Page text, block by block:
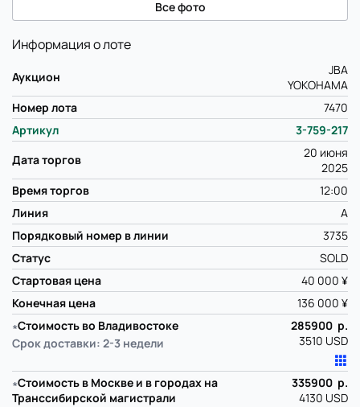
Все фото
Информация о лоте
Аукцион
JBA
YOKOHAMA
Номер лота
7470
Артикул
3-759-217
Дата торгов
20 июня
2025
Время торгов
12:00
Линия
A
Порядковый номер в линии
3735
Статус
SOLD
Стартовая цена
40 000 ¥
Конечная цена
136 000 ¥
∗Стоимость во Владивостоке
Срок доставки: 2-3 недели
285900 р.
3510 USD
∗Стоимость в Москве и в городах на
Транссибирской магистрали
335900 р.
4130 USD